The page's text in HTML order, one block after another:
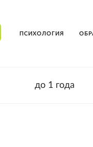
ПСИХОЛОГИЯ
до 1 года